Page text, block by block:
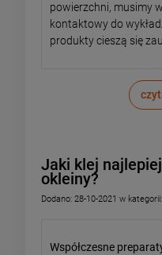
powierzchni, musimy
kontaktowy do
produkty cieszą się
Jaki klej
okleiny?
Dodano: 28-10-2021 w kategorii:
Współczesne